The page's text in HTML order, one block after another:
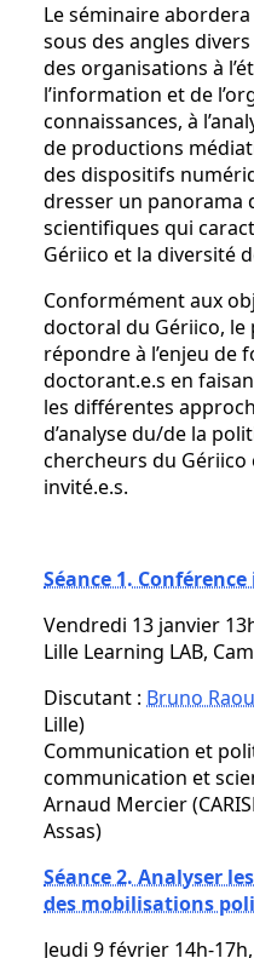
Le séminaire
sous des angles
des organisations à
l’information et de
connaissances, à
de productions
des dispositifs
dresser un panorama
scientifiques qui
Gériico et la diversité
Conformément aux
doctoral du Gériico,
répondre à l’enjeu de
doctorant.e.s en
les différentes
d’analyse du/de la
chercheurs du Gériico
invité.e.s.
Séance 1.
Vendredi 13 janvier
Lille Learning LAB,
Discutant : Bruno
Lille)
Communication et
communication et
Arnaud Mercier
Assas)
Séance 2. Analyser
des mobilisations
Jeudi 9 février 14h-